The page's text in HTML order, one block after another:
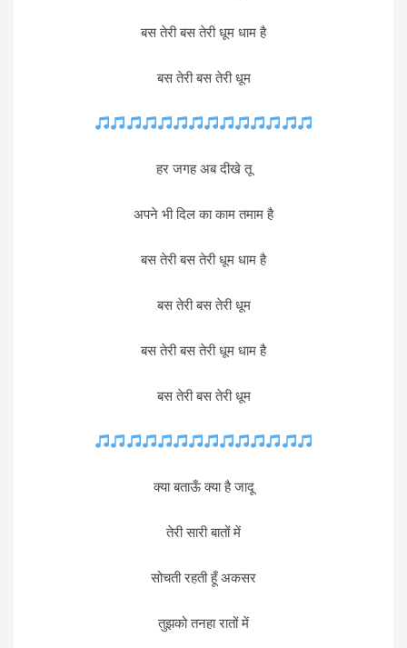
बस तेरी बस तेरी धूम धाम है
बस तेरी बस तेरी धूम
हर जगह अब दीखे तू
अपने भी दिल का काम तमाम है
बस तेरी बस तेरी धूम धाम है
बस तेरी बस तेरी धूम
बस तेरी बस तेरी धूम धाम है
बस तेरी बस तेरी धूम
क्या बताऊँ क्या है जादू
तेरी सारी बातों में
सोचती रहती हूँ अकसर
तुझको तनहा रातों में